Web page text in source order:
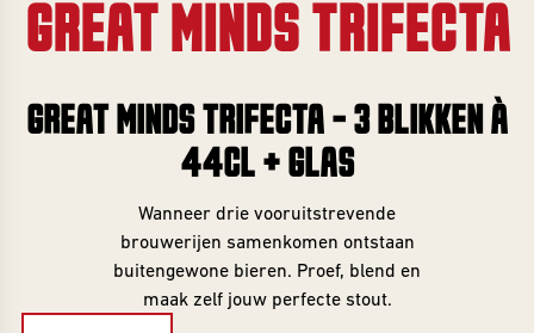
Webshop
CATEGORIEËN
Bierpakketten
Bars
Bottleshop
Events
Brewda
Zomerbierfestival
Beer Club
GREAT MINDS TRIFECTA
GREAT MINDS TRIFECTA - 3 BLIKKEN À
44CL + GLAS
Wanneer drie vooruitstrevende
brouwerijen samenkomen ontstaan
buitengewone bieren. Proef, blend en
maak zelf jouw perfecte stout.